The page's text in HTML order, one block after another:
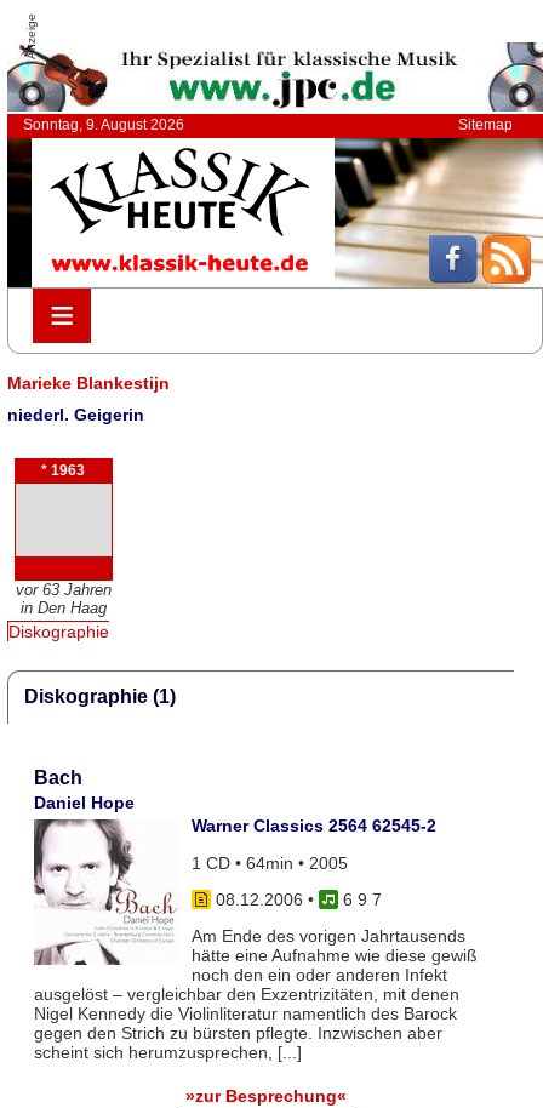
Anzeige
Sonntag, 9. August 2026 Sitemap
≡
≡
Marieke Blankestijn
niederl. Geigerin
* 1963
vor 63 Jahren
in Den Haag
Diskographie
Diskographie (1)
Bach
Daniel Hope
Warner Classics 2564 62545-2
1 CD • 64min • 2005
08.12.2006 •
6 9 7
Am Ende des vorigen Jahrtausends
hätte eine Aufnahme wie diese gewiß
noch den ein oder anderen Infekt
ausgelöst – vergleichbar den Exzentrizitäten, mit denen
Nigel Kennedy die Violinliteratur namentlich des Barock
gegen den Strich zu bürsten pflegte. Inzwischen aber
scheint sich herumzusprechen, [...]
»zur Besprechung«